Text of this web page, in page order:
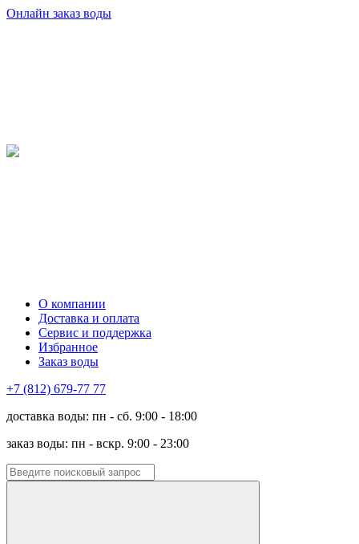
Онлайн заказ воды
О компании
Доставка и оплата
Сервис и поддержка
Избранное
Заказ воды
+7 (812) 679-77 77
доставка воды: пн - сб. 9:00 - 18:00
заказ воды: пн - вскр. 9:00 - 23:00